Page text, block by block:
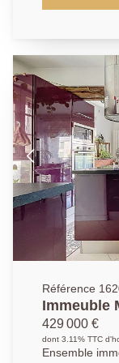
53.58m². Profitez d'un emplacement privilégié, à
parfaitement
et sa qualité de vie. Il se compose d'un
lumineux
tout faisant
de 9m². La partie nuit se compose d'une chambre de
9.5m²
salle de bains et
parking en
Possibilité
électrique au
opportunité à
prisé de
Référence
Immeuble
429 000 €
dont 3.11% TTC
Ensemble